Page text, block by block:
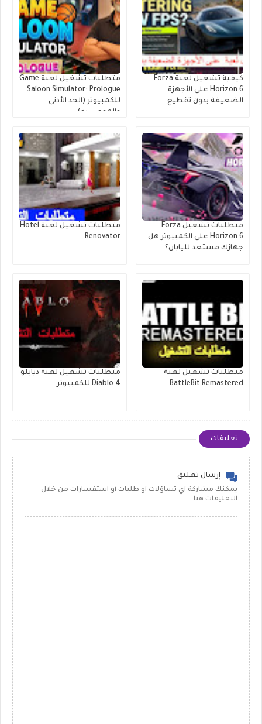
كيفية تشغيل لعبة Forza
Horizon 6 على الأجهزة
الضعيفة بدون تقطيع
متطلبات تشغيل لعبة Game
Saloon Simulator: Prologue
للكمبيوتر (الحد الأدنى
والموصى به)
متطلبات تشغيل Forza
Horizon 6 على الكمبيوتر هل
جهازك مستعد لليابان؟
متطلبات تشغيل لعبة Hotel
Renovator
متطلبات تشغيل لعبة
BattleBit Remastered
متطلبات تشغيل لعبة ديابلو
Diablo 4 للكمبيوتر
تعليقات
إرسال تعليق
يمكنك مشاركة أي تساؤلات أو طلبات أو استفسارات من خلال
التعليقات هنا